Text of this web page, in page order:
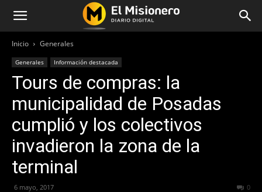
Inicio Generales
Generales Información destacada
Tours de compras: la
municipalidad de Posadas
cumplió y los colectivos
invadieron la zona de la
terminal
6 mayo, 2017 0